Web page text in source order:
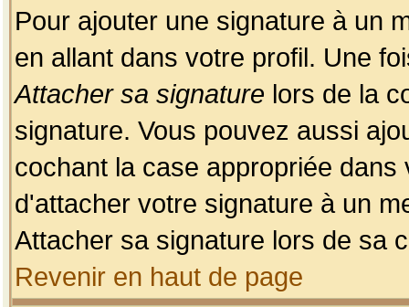
Pour ajouter une signature à un
en allant dans votre profil. Une
Attacher sa signature lors de la
signature. Vous pouvez aussi
cochant la case appropriée
d'attacher votre signature à un
Attacher sa signature lors de sa
Revenir en haut de page